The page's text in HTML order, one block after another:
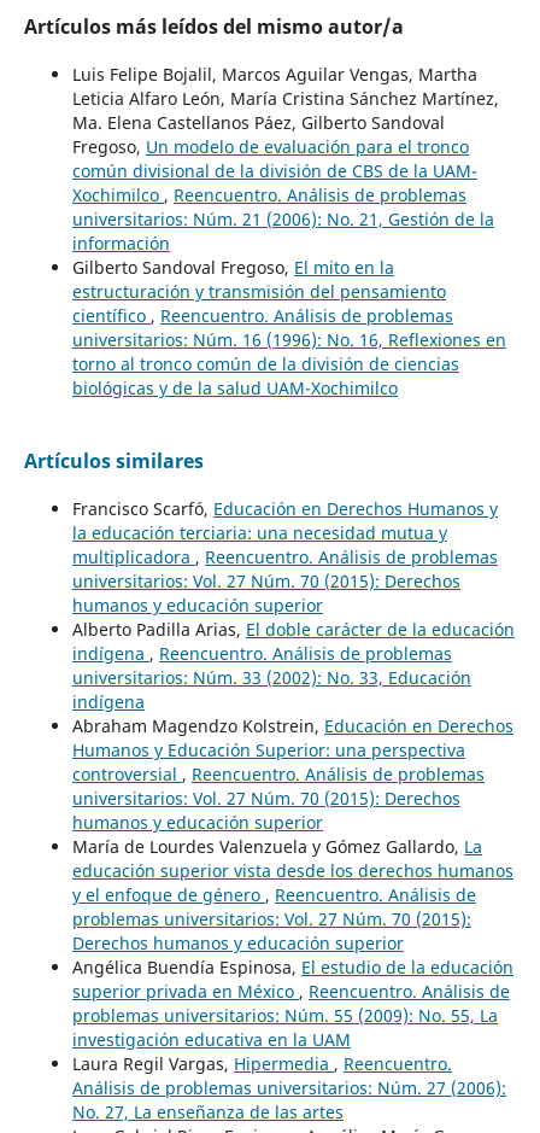
Artículos más leídos del mismo autor/a
Luis Felipe Bojalil, Marcos Aguilar Vengas, Martha
Leticia Alfaro León, María Cristina Sánchez Martínez,
Ma. Elena Castellanos Páez, Gilberto Sandoval
Fregoso, Un modelo de evaluación para el tronco
común divisional de la división de CBS de la UAM-
Xochimilco , Reencuentro. Análisis de problemas
universitarios: Núm. 21 (2006): No. 21, Gestión de la
información
Gilberto Sandoval Fregoso, El mito en la
estructuración y transmisión del pensamiento
científico , Reencuentro. Análisis de problemas
universitarios: Núm. 16 (1996): No. 16, Reflexiones en
torno al tronco común de la división de ciencias
biológicas y de la salud UAM-Xochimilco
Artículos similares
Francisco Scarfó, Educación en Derechos Humanos y
la educación terciaria: una necesidad mutua y
multiplicadora , Reencuentro. Análisis de problemas
universitarios: Vol. 27 Núm. 70 (2015): Derechos
humanos y educación superior
Alberto Padilla Arias, El doble carácter de la educación
indígena , Reencuentro. Análisis de problemas
universitarios: Núm. 33 (2002): No. 33, Educación
indígena
Abraham Magendzo Kolstrein, Educación en Derechos
Humanos y Educación Superior: una perspectiva
controversial , Reencuentro. Análisis de problemas
universitarios: Vol. 27 Núm. 70 (2015): Derechos
humanos y educación superior
María de Lourdes Valenzuela y Gómez Gallardo, La
educación superior vista desde los derechos humanos
y el enfoque de género , Reencuentro. Análisis de
problemas universitarios: Vol. 27 Núm. 70 (2015):
Derechos humanos y educación superior
Angélica Buendía Espinosa, El estudio de la educación
superior privada en México , Reencuentro. Análisis de
problemas universitarios: Núm. 55 (2009): No. 55, La
investigación educativa en la UAM
Laura Regil Vargas, Hipermedia , Reencuentro.
Análisis de problemas universitarios: Núm. 27 (2006):
No. 27, La enseñanza de las artes